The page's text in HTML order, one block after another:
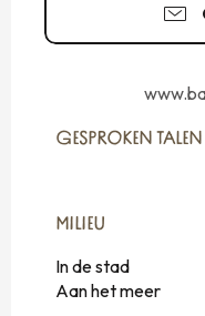
GESPROKEN TALEN
GESPROKEN TALEN
MILIEU
MILIEU
In de stad
Aan het meer